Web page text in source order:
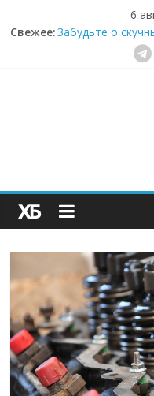
6
Свежее:Забудьте о
которое видит
Небо зовёт: как
Секрет
пребиотиками
здорового питания